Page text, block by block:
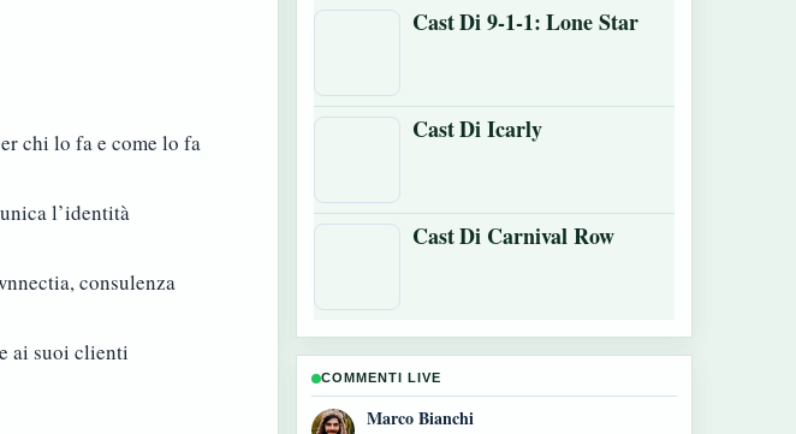
chi lo fa e come lo fa
l’identità
consulenza
ai suoi clienti
Cast Di 9-1-1: Lone Star
Cast Di Icarly
Cast Di Carnival Row
COMMENTI LIVE
Elena Ricci